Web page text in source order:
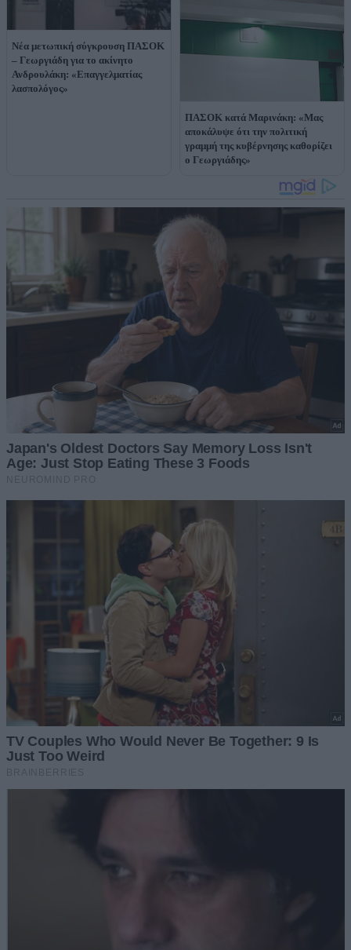
Νέα μετωπική σύγκρουση ΠΑΣΟΚ
– Γεωργιάδη για το ακίνητο
Ανδρουλάκη: «Επαγγελματίας
λασπολόγος»
ΠΑΣΟΚ κατά Μαρινάκη: «Μας
αποκάλυψε ότι την πολιτική
γραμμή της κυβέρνησης καθορίζει
ο Γεωργιάδης»